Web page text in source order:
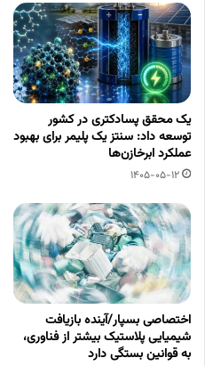
یک محقق پسادکتری در کشور
توسعه داد: سنتز یک پلیمر برای بهبود
عملکرد ابرخازن‌ها
1405-05-12
اختصاصی بسپار/آینده بازیافت
شیمیایی پلاستیک بیشتر از فناوری،
به قوانین بستگی دارد